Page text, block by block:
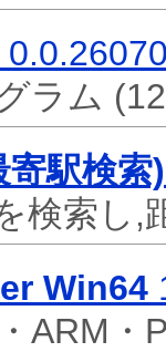
ラム
駅検索)
検索し
Win64
ARM